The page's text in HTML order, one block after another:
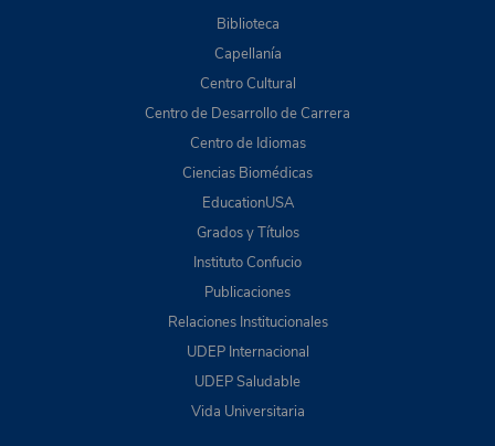
Biblioteca
Capellanía
Centro Cultural
Centro de Desarrollo de Carrera
Centro de Idiomas
Ciencias Biomédicas
EducationUSA
Grados y Títulos
Instituto Confucio
Publicaciones
Relaciones Institucionales
UDEP Internacional
UDEP Saludable
Vida Universitaria